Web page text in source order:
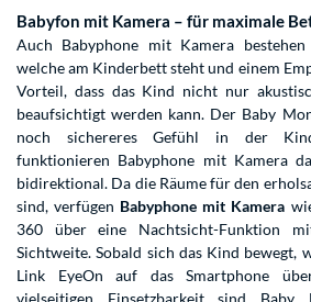
Babyfon mit Kamera – für maximale
Auch Babyphone mit Kamera
welche am Kinderbett steht und einem
Vorteil, dass das Kind nicht nur
beaufsichtigt werden kann. Der Baby
noch sichereres Gefühl in der
funktionieren Babyphone mit Kamera
bidirektional. Da die Räume für den
sind, verfügen Babyphone mit Kamera
360 über eine Nachtsicht-Funktion
Sichtweite. Sobald sich das Kind bewegt,
Link EyeOn auf das Smartphone